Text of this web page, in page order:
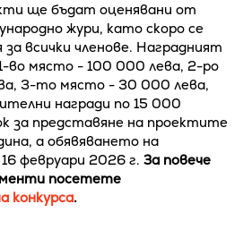
ще бъдат оценявани от
жури, като скоро се
всички членове. Наградният
во място - 100 000 лева, 2-ро
3-то място - 30 000 лева,
награди по 15 000
за представяне на проектите
а обявяването на
февруари 2026 г. За повече
посетете
конкурса.